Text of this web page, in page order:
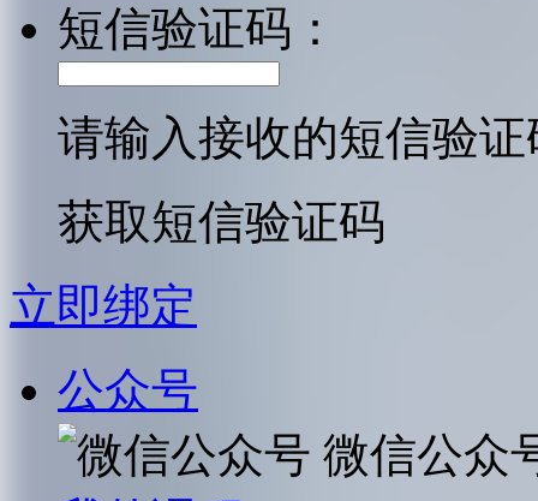
短信验证码：
请输入接收的短信验证
获取短信验证码
立即绑定
公众号
微信公众